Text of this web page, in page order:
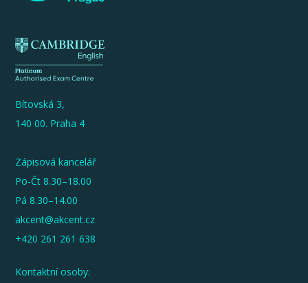
Bítovská 3,
140 00. Praha 4
Zápisová kancelář
Po-Čt 8.30–18.00
Pá 8.30–14.00
akcent@akcent.cz
+420 261 261 638
Kontaktní osoby: